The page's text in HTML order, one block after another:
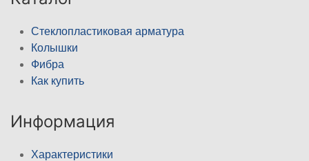
Стеклопластиковая арматура
Колышки
Фибра
Как купить
Информация
Характеристики